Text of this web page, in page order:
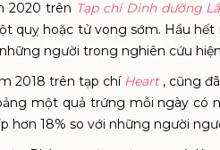
2020 trên Tạp chí Dinh dưỡng
quỵ hoặc tử vong sớm. Hầu
người trong nghiên cứu
2018 trên tạp chí Heart, cũng
một quả trứng mỗi ngày có
hơn 18% so với những người